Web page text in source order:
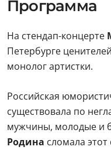
Программа
На стендап-концерте
Петербурге
монолог артистки.
Российская
существовала по
мужчины, молодые и
Родина сломала